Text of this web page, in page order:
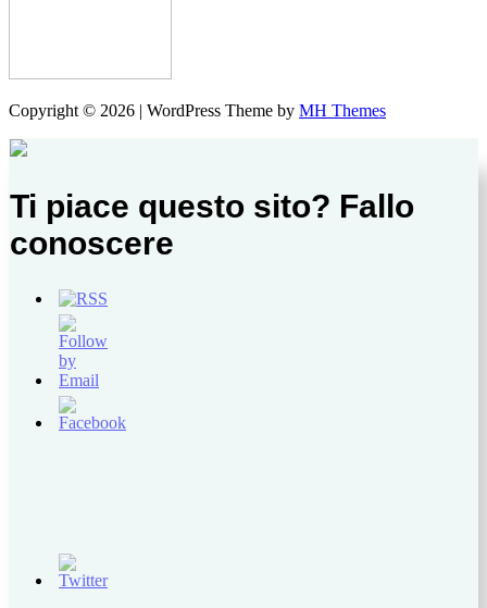
Copyright © 2026 | WordPress Theme by MH Themes
Ti piace questo sito? Fallo
conoscere